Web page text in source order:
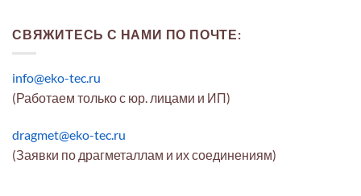
СВЯЖИТЕСЬ С НАМИ ПО ПОЧТЕ:
info@eko-tec.ru
(Работаем только с юр. лицами и ИП)
dragmet@eko-tec.ru
(Заявки по драгметаллам и их соединениям)